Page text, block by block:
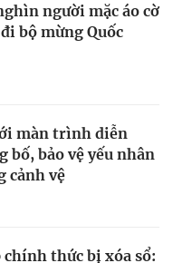
người mặc áo cờ
bộ mừng Quốc
màn trình diễn
bố, bảo vệ yếu nhân
cảnh vệ
chính thức bị xóa sổ: